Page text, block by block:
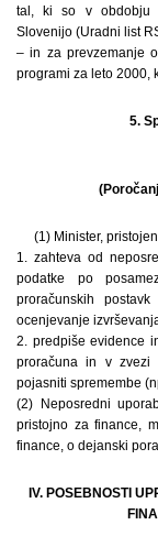
tal, ki so v obdobju
Slovenijo (Uradni list
– in za prevzemanje
programi za leto 2000,
5.
(1) Minister,
1. zahteva od
podatke po
proračunskih
ocenjevanje
2. predpiše evidence
proračuna in v zvezi
pojasniti spremembe
(2) Neposredni
pristojno za finance,
finance, o dejanski
IV. POSEBNOSTI